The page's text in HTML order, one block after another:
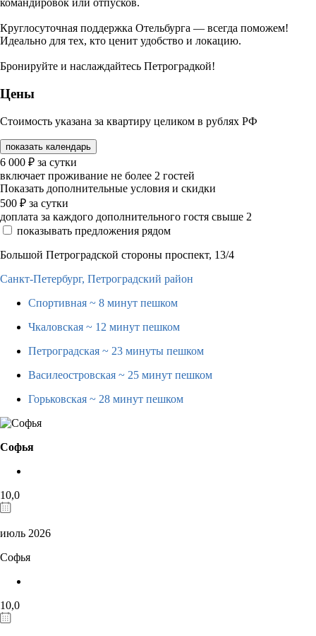
командировок или отпусков.
Круглосуточная поддержка Отельбурга — всегда поможем!
Идеально для тех, кто ценит удобство и локацию.
Бронируйте и наслаждайтесь Петроградкой!
Цены
Стоимость указана за квартиру целиком в рублях РФ
показать календарь
6 000 ₽ за сутки
включает проживание не более 2 гостей
Показать дополнительные условия и скидки
500 ₽ за сутки
доплата за каждого дополнительного гостя свыше 2
показывать предложения рядом
Большой Петроградской стороны проспект, 13/4
Санкт-Петербург, Петроградский район
Спортивная ~ 8 минут пешком
Чкаловская ~ 12 минут пешком
Петроградская ~ 23 минуты пешком
Василеостровская ~ 25 минут пешком
Горьковская ~ 28 минут пешком
Софья
10,0
июль 2026
Софья
10,0